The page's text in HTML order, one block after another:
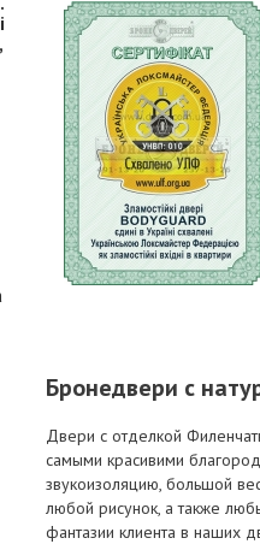
Бронедвери с
Двери с отделкой
самыми красивими
звукоизоляцию, большой
любой рисунок, а также
фантазии клиента в наших